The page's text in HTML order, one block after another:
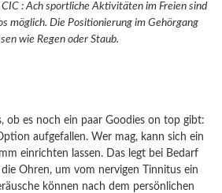
: Ach sportliche Aktivitäten im Freien sind
möglich. Die Positionierung im Gehörgang
wie Regen oder Staub.
ob es noch ein paar Goodies on top gibt:
aufgefallen. Wer mag, kann sich ein
einrichten lassen. Das legt bei Bedarf
Ohren, um vom nervigen Tinnitus ein
können nach dem persönlichen